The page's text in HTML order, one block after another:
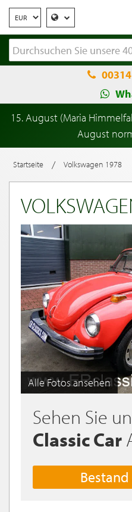
15. August (Maria
August
Startseite / Volkswagen 1978
Alle Fotos ansehen
Sehen Sie
Classic Car